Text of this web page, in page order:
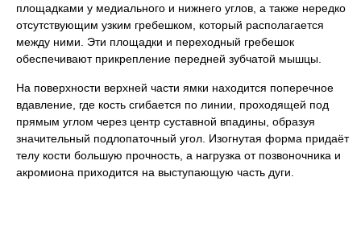
площадками у медиального и нижнего углов, а также нередко
отсутствующим узким гребешком, который располагается
между ними. Эти площадки и переходный гребешок
обеспечивают прикрепление передней зубчатой мышцы.
На поверхности верхней части ямки находится поперечное
вдавление, где кость сгибается по линии, проходящей под
прямым углом через центр суставной впадины, образуя
значительный подлопаточный угол. Изогнутая форма придаёт
телу кости большую прочность, а нагрузка от позвоночника и
акромиона приходится на выступающую часть дуги.